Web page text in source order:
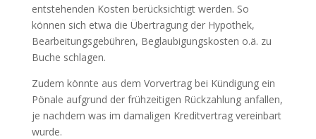
entstehenden Kosten berücksichtigt werden. So
können sich etwa die Übertragung der Hypothek,
Bearbeitungsgebühren, Beglaubigungskosten o.ä. zu
Buche schlagen.
Zudem könnte aus dem Vorvertrag bei Kündigung ein
Pönale aufgrund der frühzeitigen Rückzahlung anfallen,
je nachdem was im damaligen Kreditvertrag vereinbart
wurde.